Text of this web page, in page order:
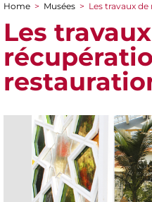
You are here
Home > Musées > Les travaux
Les